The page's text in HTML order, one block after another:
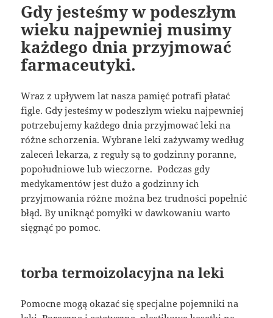
Gdy jesteśmy w podeszłym
wieku najpewniej musimy
każdego dnia przyjmować
farmaceutyki.
Wraz z upływem lat nasza pamięć potrafi płatać
figle. Gdy jesteśmy w podeszłym wieku najpewniej
potrzebujemy każdego dnia przyjmować leki na
różne schorzenia. Wybrane leki zażywamy według
zaleceń lekarza, z reguły są to godzinny poranne,
popołudniowe lub wieczorne. Podczas gdy
medykamentów jest dużo a godzinny ich
przyjmowania różne można bez trudności popełnić
błąd. By uniknąć pomyłki w dawkowaniu warto
sięgnąć po pomoc.
torba termoizolacyjna na leki
Pomocne mogą okazać się specjalne pojemniki na